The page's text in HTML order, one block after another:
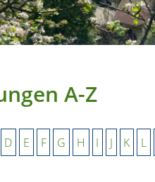
A-Z
D E F G H I J K L